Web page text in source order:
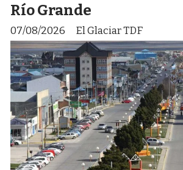
Río Grande
El Glaciar TDF
07/08/2026